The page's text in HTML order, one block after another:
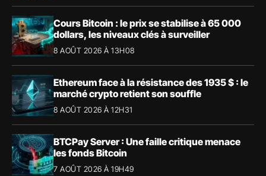
Cours Bitcoin : le prix se stabilise à 65 000
dollars, les niveaux clés à surveiller
8 AOÛT 2026 À 13H08
Ethereum face à la résistance des 1935 $ : le
marché crypto retient son souffle
8 AOÛT 2026 À 12H31
BTCPay Server : Une faille critique menace
les fonds Bitcoin
7 AOÛT 2026 À 19H49